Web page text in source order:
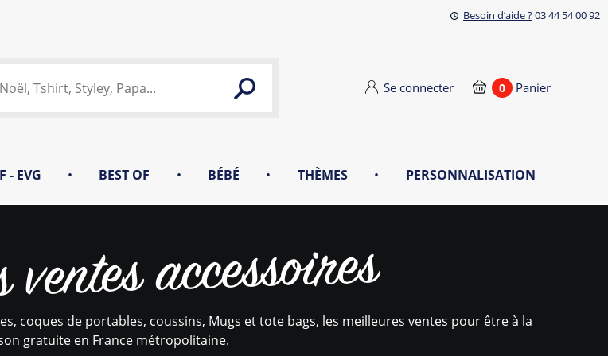
Besoin d’aide ?03 44 54 00 92
Se connecter 0 Panier
- EVG • BEST OF • BÉBÉ • THÈMES • PERSONNALISATION
accessoires
coques de portables, coussins, Mugs et tote bags, les meilleures ventes pour être à la
gratuite en France métropolitaine.